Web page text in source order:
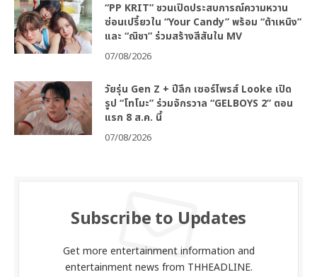
“PP KRIT” ชวนเปิดประสบการณ์ความหวาน
ซ่อนเปรี้ยวใน “Your Candy” พร้อม “ต้าเหนิง”
และ “ณิชา” ร่วมสร้างสีสันใน MV
07/08/2026
วัยรุ่น Gen Z + ปีลึก เซอร์ไพรส์ Looke เปิด
รูป “โทโมะ” ร่วมจักรวาล “GELBOYS 2” ตอน
แรก 8 ส.ค. นี้
07/08/2026
Subscribe to Updates
Get more entertainment information and
entertainment news from THHEADLINE.